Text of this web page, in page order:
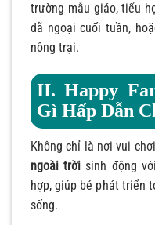
trường mẫu giáo, tiểu
dã ngoại cuối tuần,
nông trại.
II. Happy
Gì Hấp Dẫn
Không chỉ là nơi vui
ngoài trời sinh động
hợp, giúp bé phát triển
sống.